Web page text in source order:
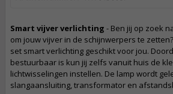
Smart vijver verlichting - Ben jij op zoek
om jouw vijver in de schijnwerpers te
set smart verlichting geschikt voor jou.
bestuurbaar is kun jij zelfs vanuit huis de
lichtwisselingen instellen. De lamp wordt
slangaansluiting, transformator en